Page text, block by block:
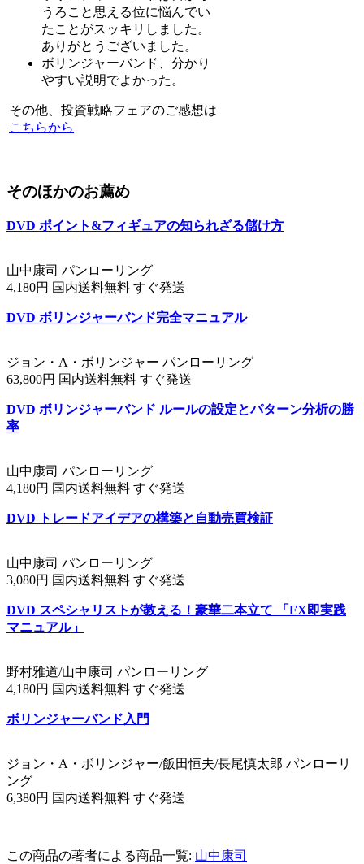
うろこと思える位に悩んでい
たことがスッキリしました。
ありがとうございました。
ボリンジャーバンド、分かり
やすい説明でよかった。
その他、投資戦略フェアのご感想は
こちらから
そのほかのお薦め
DVD ポイント&フィギュアの知られざる儲け方
山中康司 パンローリング
4,180円 国内送料無料 すぐ発送
DVD ボリンジャーバンド完全マニュアル
ジョン・A・ボリンジャー パンローリング
63,800円 国内送料無料 すぐ発送
DVD ボリンジャーバンド ルールの設定とパターン分析の勝
率
山中康司 パンローリング
4,180円 国内送料無料 すぐ発送
DVD トレードアイデアの構築と自動売買検証
山中康司 パンローリング
3,080円 国内送料無料 すぐ発送
DVD スペシャリストが教える！豪華二本立て 「FX即実践
マニュアル」
野村雅道/山中康司 パンローリング
4,180円 国内送料無料 すぐ発送
ボリンジャーバンド入門
ジョン・A・ボリンジャー/飯田恒夫/長尾慎太郎 パンローリ
ング
6,380円 国内送料無料 すぐ発送
この商品の著者による商品一覧: 山中康司